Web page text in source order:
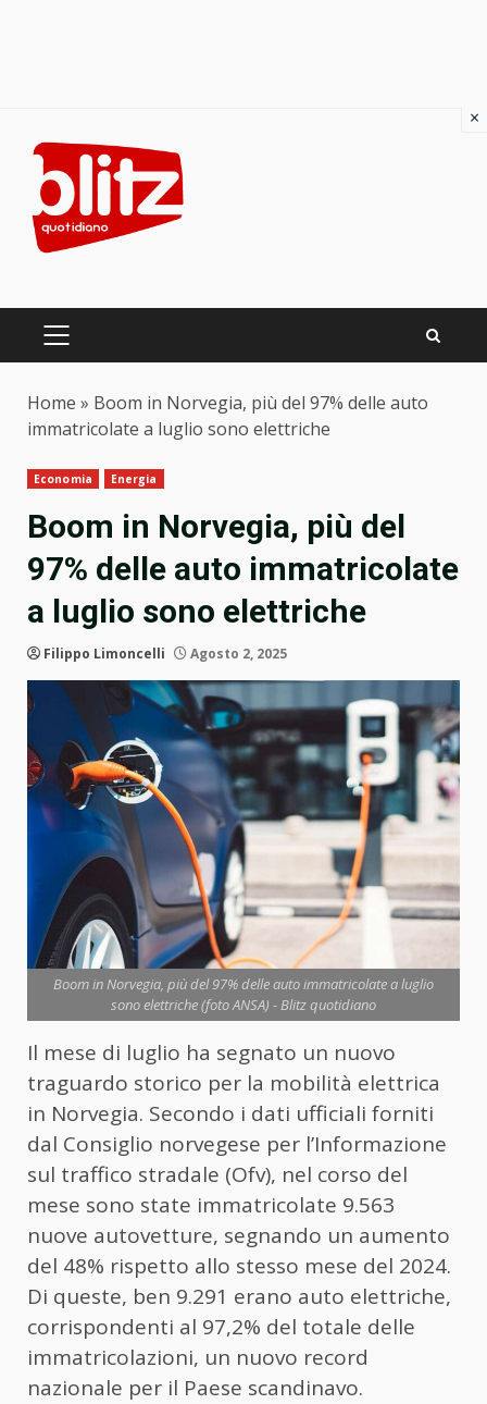
content
PRIMARY
Home » Boom in Norvegia, più del 97% delle auto
immatricolate a luglio sono elettriche
Economia Energia
Boom in Norvegia, più del
97% delle auto immatricolate
a luglio sono elettriche
Filippo Limoncelli Agosto 2, 2025
Boom in Norvegia, più del 97% delle auto immatricolate a luglio
sono elettriche (foto ANSA) - Blitz quotidiano
Il mese di luglio ha segnato un nuovo
traguardo storico per la mobilità elettrica
in Norvegia. Secondo i dati ufficiali forniti
dal Consiglio norvegese per l’Informazione
sul traffico stradale (Ofv), nel corso del
mese sono state immatricolate 9.563
nuove autovetture, segnando un aumento
del 48% rispetto allo stesso mese del 2024.
Di queste, ben 9.291 erano auto elettriche,
corrispondenti al 97,2% del totale delle
immatricolazioni, un nuovo record
nazionale per il Paese scandinavo.
×